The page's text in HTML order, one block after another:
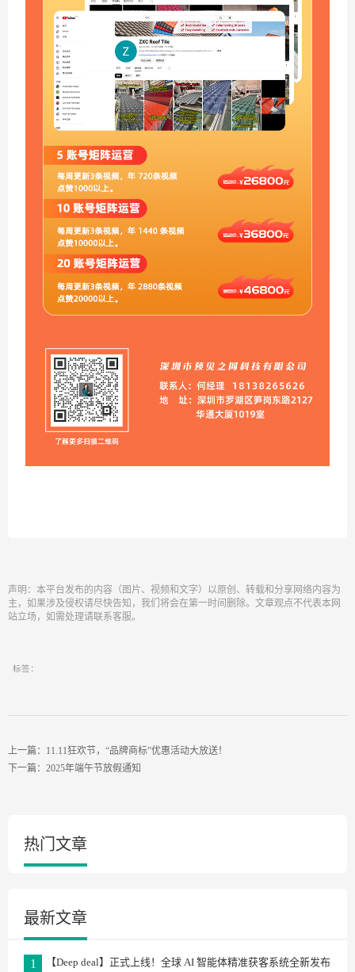
声明：本平台发布的内容（图片、视频和文字）以原创、转载和分享网络内容为
主，如果涉及侵权请尽快告知，我们将会在第一时间删除。文章观点不代表本网
站立场，如需处理请联系客服。
标签：
上一篇：11.11狂欢节，“品牌商标”优惠活动大放送！
下一篇：2025年端午节放假通知
热门文章
最新文章
1 【Deep deal】正式上线！全球 AI 智能体精准获客系统全新发布